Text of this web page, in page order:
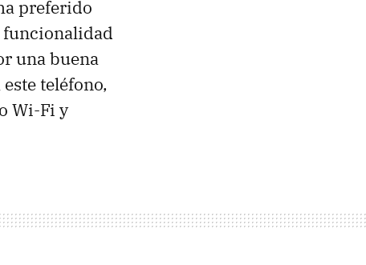
preferido
funcionalidad
una buena
teléfono,
Wi-Fi y